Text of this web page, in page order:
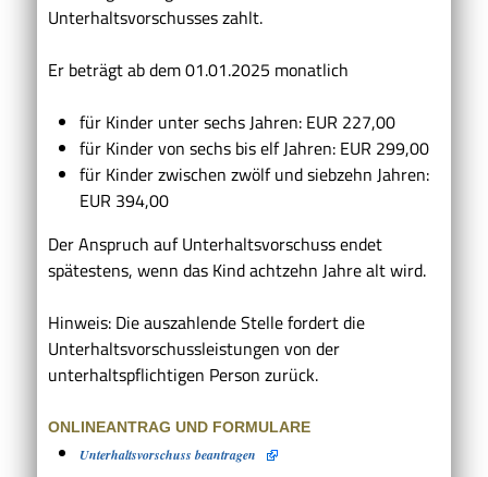
Unterhaltsvorschusses zahlt.
Er beträgt ab dem 01.01.2025 monatlich
für Kinder unter sechs Jahren: EUR 227,00
für Kinder von sechs bis elf Jahren: EUR 299,00
für Kinder zwischen zwölf und siebzehn Jahren:
EUR 394,00
Der Anspruch auf Unterhaltsvorschuss endet
spätestens, wenn das Kind achtzehn Jahre alt wird.
Hinweis: Die auszahlende Stelle fordert die
Unterhaltsvorschussleistungen von der
unterhaltspflichtigen Person zurück.
ONLINEANTRAG UND FORMULARE
Unterhaltsvorschuss beantragen